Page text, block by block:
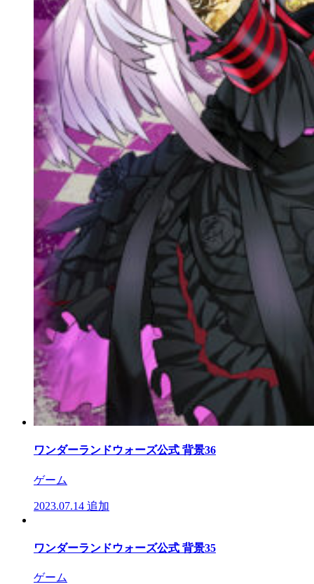
ワンダーランドウォーズ公式 背景36
ゲーム
2023.07.14 追加
ワンダーランドウォーズ公式 背景35
ゲーム